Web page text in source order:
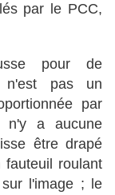
par le PCC,
pour de
n'est pas un
par
a aucune
être drapé
roulant
l'image ; le